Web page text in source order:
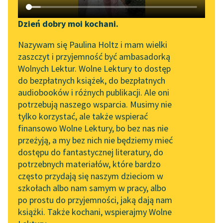
Katalog DAISY
Podkasty o książkach
Zgłoś brak utworu
Aktualności
Zapraszamy na spotkanie
online z tłumaczkami
literatury skandynawskiej
Spotkanie z Katarzyną
Tunkiel w Oslo
Wolne Lektury na 32.
Pol’and’Rock Festivalu
„Kochanek Lady
Chatterley” do słuchania
na Wolnych Lekturach
Nowy audiobook –
Narzędzia
Mapa Wolnych Lektur
Leśmianator
Przewodnik dla piszących i
czytających
API
OAI-PMH
Widget Wolnych Lektur
Przypisy
Dzień dobry moi kochani.
Nazywam się Paulina Holtz i mam wielki
zaszczyt i przyjemność być ambasadorką
Wolnych Lektur. Wolne Lektury to dostęp
do bezpłatnych książek, do bezpłatnych
audiobooków i różnych publikacji. Ale oni
potrzebują naszego wsparcia. Musimy nie
tylko korzystać, ale także wspierać
finansowo Wolne Lektury, bo bez nas nie
przeżyją, a my bez nich nie będziemy mieć
dostępu do fantastycznej literatury, do
potrzebnych materiałów, które bardzo
często przydają się naszym dzieciom w
szkołach albo nam samym w pracy, albo
po prostu do przyjemności, jaką dają nam
książki. Także kochani, wspierajmy Wolne
Sortuj:
powieści dla dzieci i młodzieży Hugh Loftinga